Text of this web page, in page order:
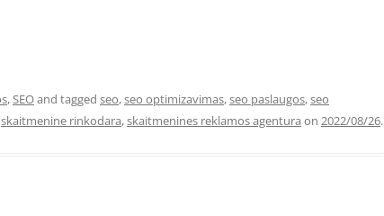
,SEOand tagged seo,seo optimizavimas,seo paslaugos,seo
skaitmenine rinkodara,skaitmenines reklamos agentura on 2022/08/26.